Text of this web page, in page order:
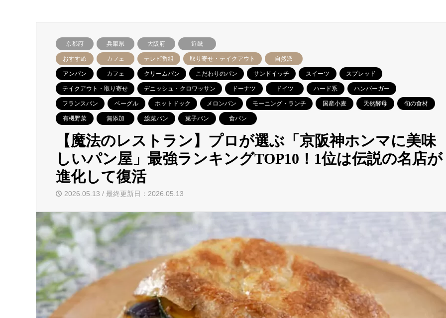
京都府 兵庫県 大阪府 近畿
おすすめ カフェ テレビ番組 取り寄せ・テイクアウト 自然派
アンパン カフェ クリームパン こだわりのパン サンドイッチ スイーツ スプレッド
テイクアウト・取り寄せ デニッシュ・クロワッサン ドーナツ ドイツ ハード系 ハンバーガー
フランスパン ベーグル ホットドック メロンパン モーニング・ランチ 国産小麦 天然酵母 旬の食材
有機野菜 無添加 総菜パン 菓子パン 食パン
【魔法のレストラン】プロが選ぶ「京阪神ホンマに美味
しいパン屋」最強ランキングTOP10！1位は伝説の名店が
進化して復活
2026.05.13 / 最終更新日：2026.05.13